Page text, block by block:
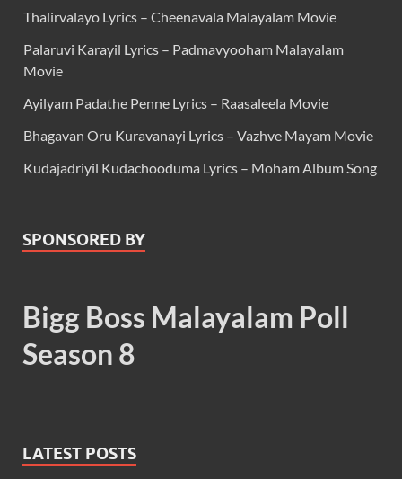
Thalirvalayo Lyrics – Cheenavala Malayalam Movie
Palaruvi Karayil Lyrics – Padmavyooham Malayalam
Movie
Ayilyam Padathe Penne Lyrics – Raasaleela Movie
Bhagavan Oru Kuravanayi Lyrics – Vazhve Mayam Movie
Kudajadriyil Kudachooduma Lyrics – Moham Album Song
SPONSORED BY
Bigg Boss Malayalam Poll
Season 8
LATEST POSTS